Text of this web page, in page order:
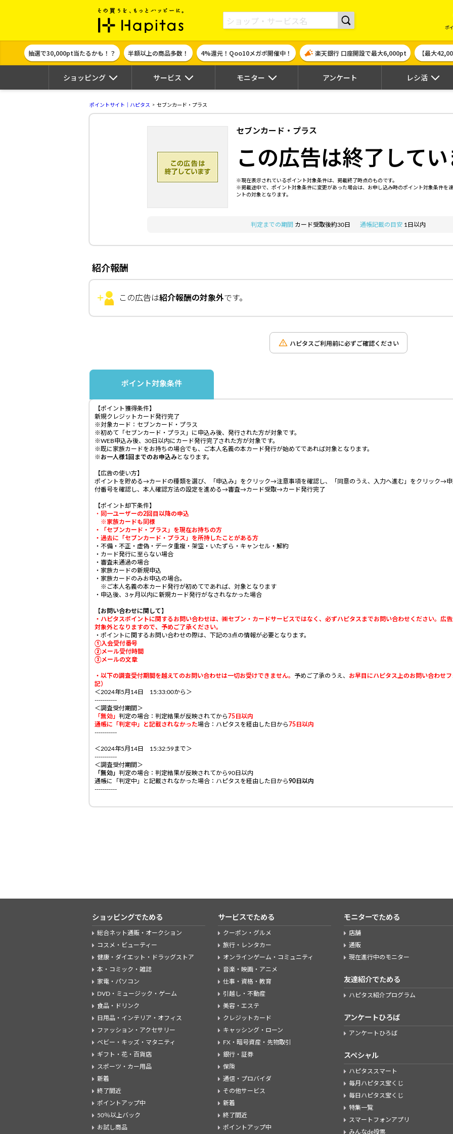
ポイント貯めて現金やギフト券に交換できるポイントサイト | ハピタス
ポ
抽選で30,000pt当たるかも！？ 半額以上の商品多数！ 4%還元！Qoo10メガポ開催中！ 楽天銀行 口座開設で最大6,000pt 【最大
ショッピング サービス モニター アンケート レシ活
ポイントサイト｜ハピタス セブンカード・プラス
セブンカード・プラス
この広告は終了してい
※現在表示されているポイント対象条件は、掲載終了時点のものです。
※掲載途中で、ポイント対象条件に変更があった場合は、お申し込み時のポイント対象条件を
ントの対象となります。
判定までの期間 カード受取後約30日 通帳記載の目安 1日以内
紹介報酬
この広告は紹介報酬の対象外です。
ハピタスご利用前に必ずご確認ください
ポイント対象条件
【ポイント獲得条件】
新規クレジットカード発行完了
※対象カード：セブンカード・プラス
※初めて「セブンカード・プラス」に申込み後、発行された方が対象です。
※WEB申込み後、30日以内にカード発行完了された方が対象です。
※既に家族カードをお持ちの場合でも、ご本人名義の本カード発行が始めてであれば対象となります。
※お一人様1回までのお申込みとなります。
【広告の使い方】
ポイントを貯める→カードの種類を選び、「申込み」をクリック→注意事項を確認し、「同意のうえ、入力へ進む」をクリック→
付番号を確認し、本人確認方法の設定を進める→審査→カード受取→カード発行完了
【ポイント却下条件】
・ 同一ユーザーの2回目以降の申込
※家族カードも同様
・「セブンカード・プラス」を現在お持ちの方
・過去に「セブンカード・プラス」を所持したことがある方
・不備・不正・虚偽・データ重複・架空・いたずら・キャンセル・解約
・カード発行に至らない場合
・審査未通過の場合
・家族カードの新規申込
・家族カードのみお申込の場合。
※ご本人名義の本カード発行が初めてであれば、対象となります
・申込後、3ヶ月以内に新規カード発行がなされなかった場合
【お問い合わせに関して】
・ハピタスポイントに関するお問い合わせは、㈱セブン・カードサービスではなく、必ずハピタスまでお問い合わせください。広
対象外となりますので、予めご了承ください。
・ポイントに関するお問い合わせの際は、下記の3点の情報が必要となります。
①入会受付番号
②メール受付時間
③メールの文章
・ 以下の調査受付期間を越えてのお問い合わせは一切お受けできません。 予めご了承のうえ、 お早目にハピタス上のお問い合わせ
記）
＜2024年5月14日 15:33:00から＞
-----------
＜調査受付期間＞
「無効」 判定の場合：判定結果が反映されてから 75 日以内
通帳に「判定中」と記載されなかった場合：ハピタスを経由した日から 75 日以内
-----------
＜2024年5月14日 15:32:59まで＞
-----------
＜調査受付期間＞
「無効」 判定の場合：判定結果が反映されてから90日以内
通帳に「判定中」と記載されなかった場合：ハピタスを経由した日から90 日以内
-----------
ショッピングでためる
総合ネット通販・オークション
コスメ・ビューティー
健康・ダイエット・ドラッグストア
本・コミック・雑誌
家電・パソコン
DVD・ミュージック・ゲーム
食品・ドリンク
日用品・インテリア・オフィス
ファッション・アクセサリー
ベビー・キッズ・マタニティ
ギフト・花・百貨店
スポーツ・カー用品
新着
終了間近
ポイントアップ中
50％以上バック
お試し商品
サービスでためる
クーポン・グルメ
旅行・レンタカー
オンラインゲーム・コミュニティ
音楽・映画・アニメ
仕事・資格・教育
引越し・不動産
美容・エステ
クレジットカード
キャッシング・ローン
FX・暗号資産・先物取引
銀行・証券
保険
通信・プロバイダ
その他サービス
新着
終了間近
ポイントアップ中
モニターでためる
店舗
通販
現在進行中のモニター
友達紹介でためる
ハピタス紹介プログラム
アンケートひろば
アンケートひろば
スペシャル
ハピタススマート
毎月ハピタス宝くじ
毎日ハピタス宝くじ
特集一覧
スマートフォンアプリ
みんなde投票